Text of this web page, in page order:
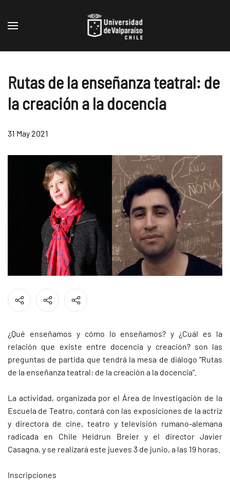
Skip to main content
Rutas de la enseñanza teatral: de
la creación a la docencia
31 May 2021
¿Qué enseñamos y cómo lo enseñamos? y ¿Cuál es la
relación que existe entre docencia y creación? son las
preguntas de partida que tendrá la mesa de diálogo “Rutas
de la enseñanza teatral: de la creación a la docencia”.
La actividad, organizada por el Área de Investigación de la
Escuela de Teatro, contará con las exposiciones de la actriz
y directora de cine, teatro y televisión rumano-alemana
radicada en Chile Heidrun Breier y el director Javier
Casagna, y se realizará este jueves 3 de junio, a las 19 horas.
Inscripciones